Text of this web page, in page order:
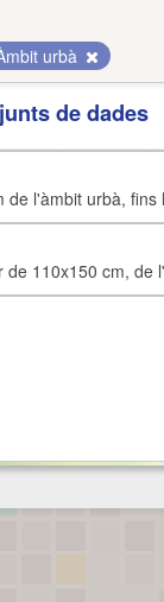
urbà
de dades
l'àmbit urbà,
110x150 cm, de